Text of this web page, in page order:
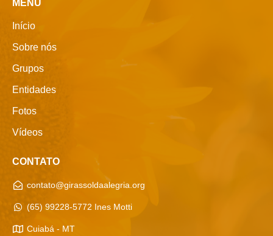
MENU
Início
Sobre nós
Grupos
Entidades
Fotos
Vídeos
CONTATO
contato@girassoldaalegria.org
(65) 99228-5772 Ines Motti
Cuiabá - MT